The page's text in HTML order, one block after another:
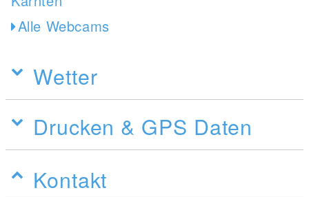
Alle Webcams
Wetter
Drucken & GPS Daten
Kontakt